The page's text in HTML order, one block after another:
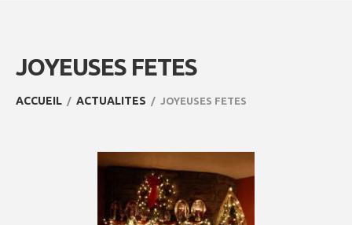
JOYEUSES FETES
ACCUEIL ACTUALITES JOYEUSES FETES